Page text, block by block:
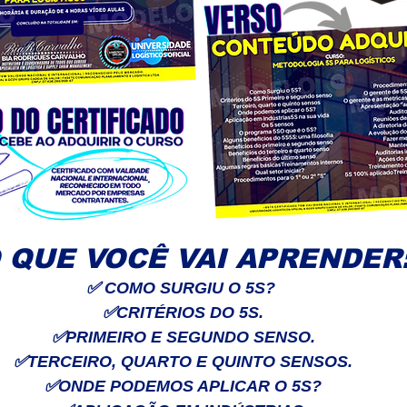
QUE VOCÊ VAI
✅COMO SURGIU O 5S?
✅CRITÉRIOS DO 5S.
✅PRIMEIRO E SEGUNDO SENSO.
✅TERCEIRO, QUARTO E QUINTO SENSOS.
✅ONDE PODEMOS APLICAR O 5S?